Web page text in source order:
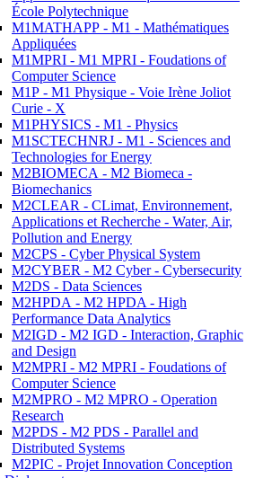
École Polytechnique
M1MATHAPP - M1 - Mathématiques
Appliquées
M1MPRI - M1 MPRI - Foudations of
Computer Science
M1P - M1 Physique - Voie Irène Joliot
Curie - X
M1PHYSICS - M1 - Physics
M1SCTECHNRJ - M1 - Sciences and
Technologies for Energy
M2BIOMECA - M2 Biomeca -
Biomechanics
M2CLEAR - CLimat, Environnement,
Applications et Recherche - Water, Air,
Pollution and Energy
M2CPS - Cyber Physical System
M2CYBER - M2 Cyber - Cybersecurity
M2DS - Data Sciences
M2HPDA - M2 HPDA - High
Performance Data Analytics
M2IGD - M2 IGD - Interaction, Graphic
and Design
M2MPRI - M2 MPRI - Foudations of
Computer Science
M2MPRO - M2 MPRO - Operation
Research
M2PDS - M2 PDS - Parallel and
Distributed Systems
M2PIC - Projet Innovation Conception